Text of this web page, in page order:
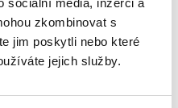
sociální média, inzerci a
zkombinovat s
jim poskytli nebo které
jejich služby.
Systém zachování
v